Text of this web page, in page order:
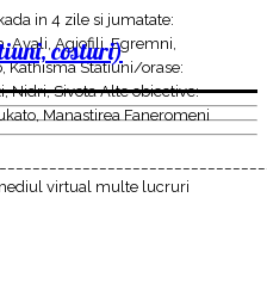
in 4 zile si jumatate:
Avali, Agiofili, Egremni,
Kathisma Statiuni/orase:
Nidri, Sivota Alte obiective:
Manastirea Faneromeni
virtual multe lucruri
costuri)